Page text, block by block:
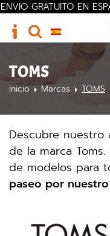
ENVIO GRATUITO EN
TOMS
Inicio Marcas TOMS
Descubre nuestro
de la marca
de modelos para
paseo por